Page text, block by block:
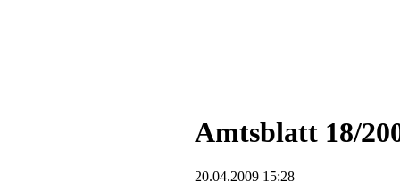
Amtsblatt 18/
20.04.2009 15:28